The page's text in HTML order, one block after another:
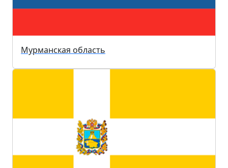
Мурманская область